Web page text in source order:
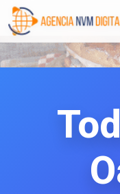
Atencion al